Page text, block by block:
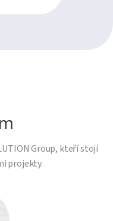
Group, kteří stojí
projekty.